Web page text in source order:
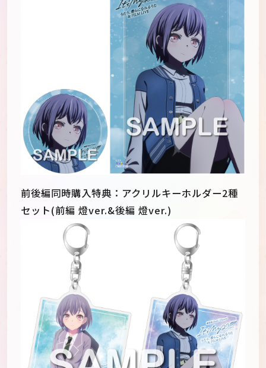
前後編同時購入特典：アクリルキーホルダー2種
セット(前編 燈ver.&後編 燈ver.)